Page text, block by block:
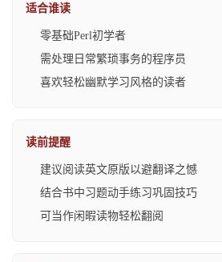
适合谁读
零基础Perl初学者
需处理日常繁琐事务的程序员
喜欢轻松幽默学习风格的读者
读前提醒
建议阅读英文原版以避翻译之憾
结合书中习题动手练习巩固技巧
可当作闲暇读物轻松翻阅